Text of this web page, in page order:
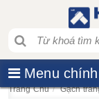
Menu chính
Trang Chủ Gạch